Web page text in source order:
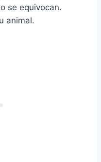
se equivocan.
animal.